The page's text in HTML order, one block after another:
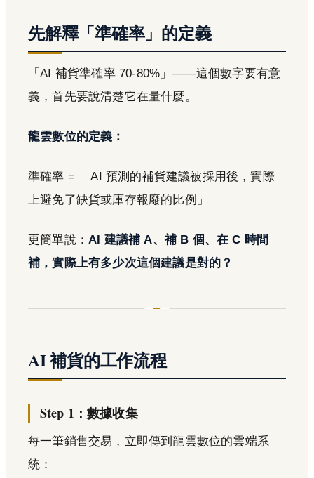
先解釋「準確率」的定義
「AI 補貨準確率 70-80%」——這個數字要有意
義，首先要說清楚它在量什麼。
龍雲數位的定義：
準確率 = 「AI 預測的補貨建議被採用後，實際
上避免了缺貨或庫存報廢的比例」
更簡單說：AI 建議補 A、補 B 個、在 C 時間
補，實際上有多少次這個建議是對的？
AI 補貨的工作流程
Step 1：數據收集
每一筆銷售交易，立即傳到龍雲數位的雲端系
統：